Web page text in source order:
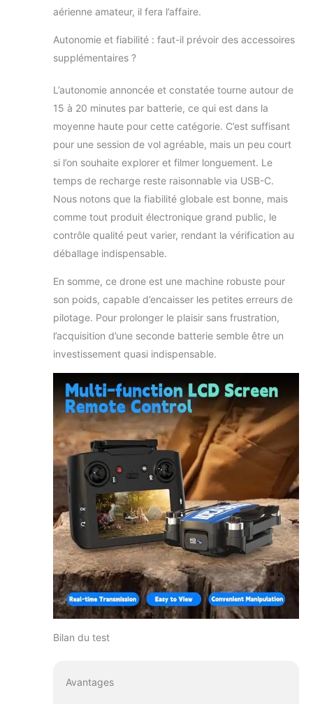
aérienne amateur, il fera l’affaire.
Autonomie et fiabilité : faut-il prévoir des accessoires
supplémentaires ?
L’autonomie annoncée et constatée tourne autour de
15 à 20 minutes par batterie, ce qui est dans la
moyenne haute pour cette catégorie. C’est suffisant
pour une session de vol agréable, mais un peu court
si l’on souhaite explorer et filmer longuement. Le
temps de recharge reste raisonnable via USB-C.
Nous notons que la fiabilité globale est bonne, mais
comme tout produit électronique grand public, le
contrôle qualité peut varier, rendant la vérification au
déballage indispensable.
En somme, ce drone est une machine robuste pour
son poids, capable d’encaisser les petites erreurs de
pilotage. Pour prolonger le plaisir sans frustration,
l’acquisition d’une seconde batterie semble être un
investissement quasi indispensable.
Bilan du test
Avantages